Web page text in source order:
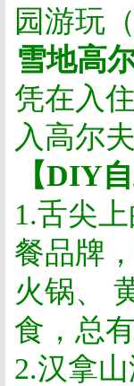
园游玩
雪地高
凭在入
入高尔
【DIY
1.舌尖
餐品牌
火锅、
食，总
2.汉拿